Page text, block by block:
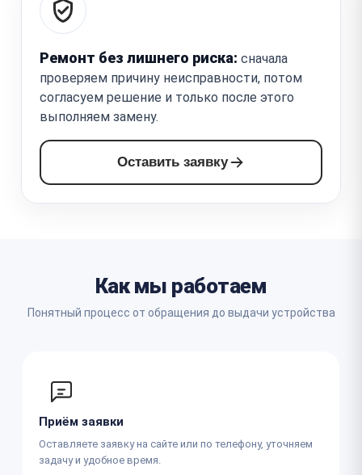
Ремонт без лишнего риска: сначала
проверяем причину неисправности, потом
согласуем решение и только после этого
выполняем замену.
Оставить заявку
Как мы работаем
Понятный процесс от обращения до выдачи устройства
Приём заявки
Оставляете заявку на сайте или по телефону, уточняем
задачу и удобное время.